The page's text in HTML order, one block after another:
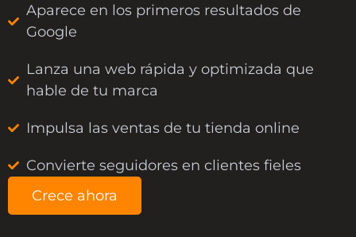
Aparece en los primeros resultados de
Google
Lanza una web rápida y optimizada que
hable de tu marca
Impulsa las ventas de tu tienda online
Convierte seguidores en clientes fieles
Crece ahora